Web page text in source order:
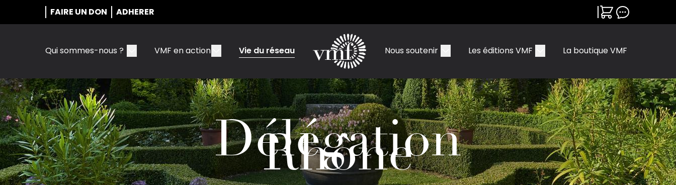
FAIRE UN DON ADHERER
Qui sommes-nous ? VMF en action Vie du réseau Nous soutenir Les éditions VMF La boutique VMF
Délégation
Rhône